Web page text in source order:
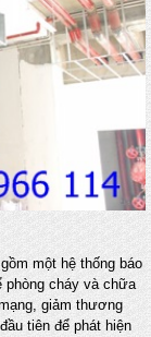
gồm một hệ thống báo
phòng cháy và chữa
giảm thương
tiên để phát hiện